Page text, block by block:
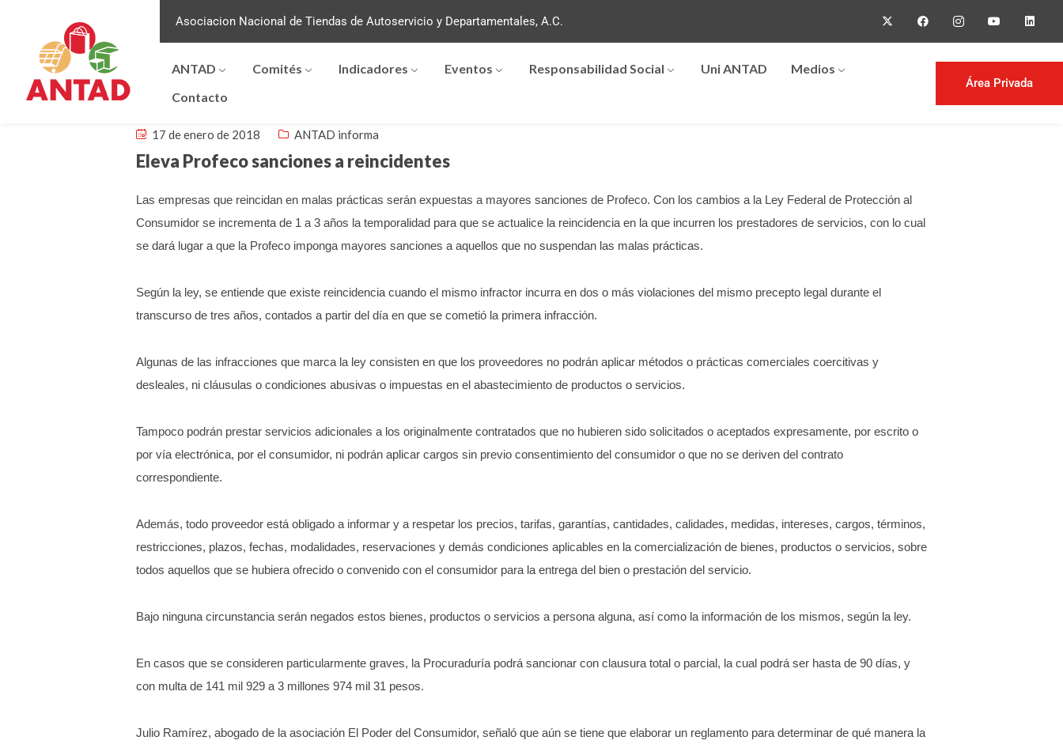
Asociacion Nacional de Tiendas de Autoservicio y Departamentales, A.C.
ANTAD Comités Indicadores Eventos Responsabilidad Social Uni ANTAD
Medios
Contacto
Área Privada
17 de enero de 2018 ANTAD informa
Eleva Profeco sanciones a reincidentes
Las empresas que reincidan en malas prácticas serán expuestas a mayores sanciones de Profeco. Con los cambios a la Ley Federal de Protección al
Consumidor se incrementa de 1 a 3 años la temporalidad para que se actualice la reincidencia en la que incurren los prestadores de servicios, con lo cual
se dará lugar a que la Profeco imponga mayores sanciones a aquellos que no suspendan las malas prácticas.
Según la ley, se entiende que existe reincidencia cuando el mismo infractor incurra en dos o más violaciones del mismo precepto legal durante el
transcurso de tres años, contados a partir del día en que se cometió la primera infracción.
Algunas de las infracciones que marca la ley consisten en que los proveedores no podrán aplicar métodos o prácticas comerciales coercitivas y
desleales, ni cláusulas o condiciones abusivas o impuestas en el abastecimiento de productos o servicios.
Tampoco podrán prestar servicios adicionales a los originalmente contratados que no hubieren sido solicitados o aceptados expresamente, por escrito o
por vía electrónica, por el consumidor, ni podrán aplicar cargos sin previo consentimiento del consumidor o que no se deriven del contrato
correspondiente.
Además, todo proveedor está obligado a informar y a respetar los precios, tarifas, garantías, cantidades, calidades, medidas, intereses, cargos, términos,
restricciones, plazos, fechas, modalidades, reservaciones y demás condiciones aplicables en la comercialización de bienes, productos o servicios, sobre
todos aquellos que se hubiera ofrecido o convenido con el consumidor para la entrega del bien o prestación del servicio.
Bajo ninguna circunstancia serán negados estos bienes, productos o servicios a persona alguna, así como la información de los mismos, según la ley.
En casos que se consideren particularmente graves, la Procuraduría podrá sancionar con clausura total o parcial, la cual podrá ser hasta de 90 días, y
con multa de 141 mil 929 a 3 millones 974 mil 31 pesos.
Julio Ramírez, abogado de la asociación El Poder del Consumidor, señaló que aún se tiene que elaborar un reglamento para determinar de qué manera la